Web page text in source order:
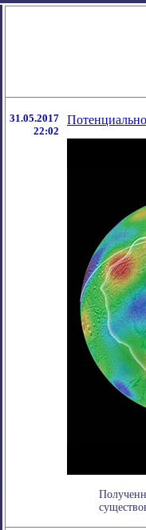
31.05.2017
22:02